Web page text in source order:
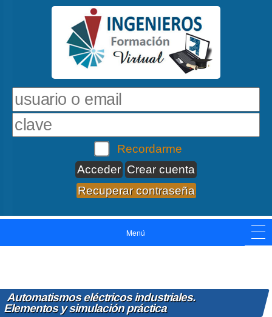
Recordarme
Crear cuenta
Recuperar contraseña
Menú
Automatismos eléctricos industriales.
Elementos y simulación práctica